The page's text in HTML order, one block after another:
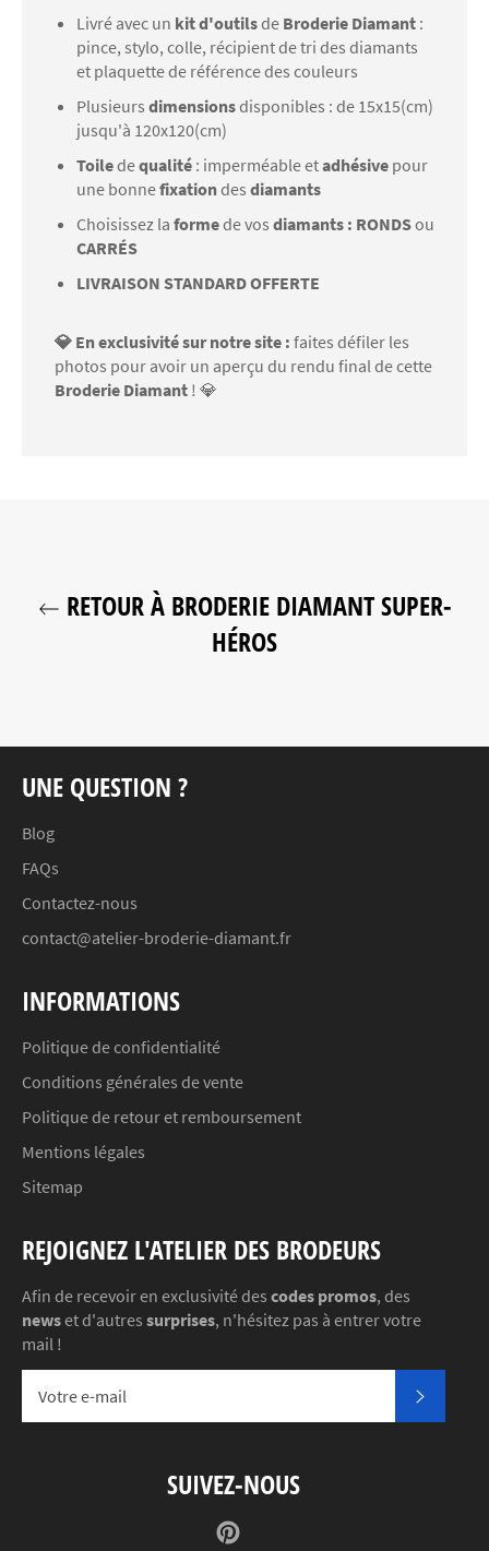
Livré avec un kit d'outilsde Broderie Diamant :
pince, stylo, colle, récipient de tri des diamants
et plaquette de référence des couleurs
Plusieurs dimensionsdisponibles : de 15x15(cm)
jusqu'à 120x120(cm)
Toiledequalité : imperméable etadhésive pour
une bonnefixationdes diamants
Choisissez la formede vos diamants : RONDSou
CARRÉS
LIVRAISON STANDARD OFFERTE
💎 En exclusivité sur notre site : faites défiler les
photos pour avoir un aperçu du rendu final de cette
Broderie Diamant ! 💎
RETOUR À BRODERIE DIAMANT SUPER-
HÉROS
UNE QUESTION ?
Blog
FAQs
Contactez-nous
contact@atelier-broderie-diamant.fr
INFORMATIONS
Politique de confidentialité
Conditions générales de vente
Politique de retour et remboursement
Mentions légales
Sitemap
REJOIGNEZ L'ATELIER DES BRODEURS
Afin de recevoir en exclusivité des codes promos, des
newset d'autres surprises, n'hésitez pas à entrer votre
mail !
SUIVEZ-NOUS